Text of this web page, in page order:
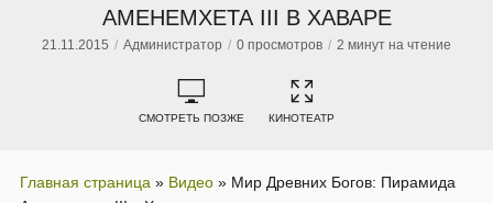
АМЕНЕМХЕТА III В ХАВАРЕ
21.11.2015 Администратор 0 просмотров 2 минут на чтение
СМОТРЕТЬ ПОЗЖЕ КИНОТЕАТР
Главная страница » Видео » Мир Древних Богов: Пирамида